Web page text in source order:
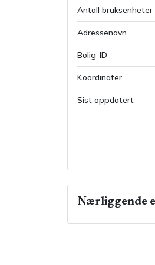
Antall bruksenheter
Adressenavn
Bolig-ID
Koordinater
Sist oppdatert
Nærliggende